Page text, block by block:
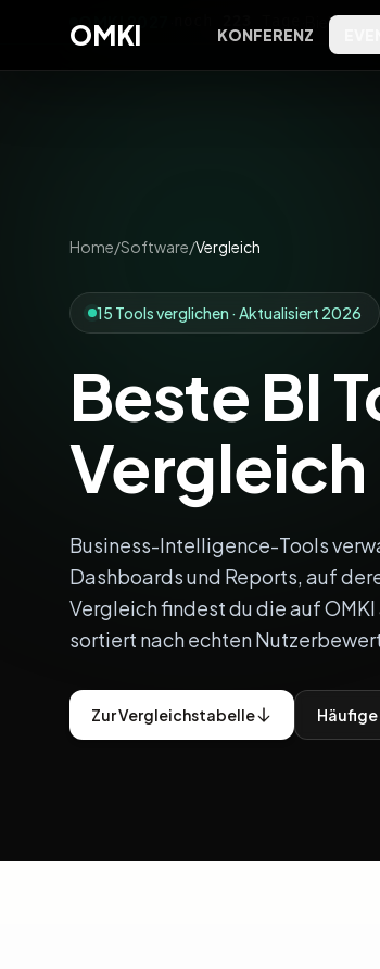
OMKI 2027 Bielefeld·
OMKI KONFERENZ
Abende vor Ort
Magazin
Editorial,
Podcast
Das OMKI
Home/Software/Vergleich
15 Tools verglichen · Aktualisiert 2026
Beste BI
Vergleich
Business-Intelligence-Tools
Dashboards und Reports, auf
Vergleich findest du die auf
sortiert nach echten
Zur Vergleichstabelle